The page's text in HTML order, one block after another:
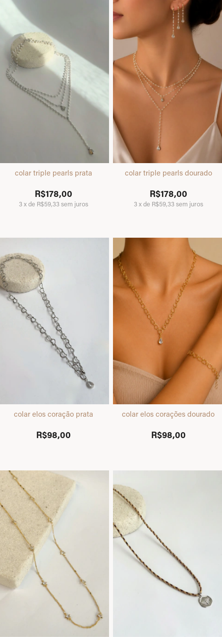
colar triple pearls prata
R$178,00
3xde R$59,33sem juros
colar triple pearls dourado
R$178,00
3xde R$59,33sem juros
colar elos coração prata
R$98,00
colar elos corações dourado
R$98,00